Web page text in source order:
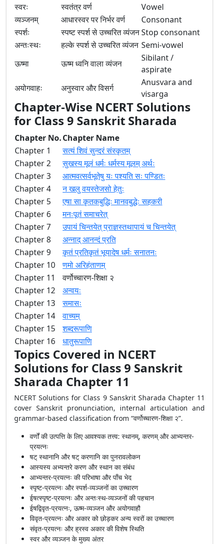
स्वरः
स्वतंत्र वर्ण
Vowel
व्यञ्जनम्
आधारस्वर पर निर्भर वर्ण
Consonant
स्पर्शः
स्पष्ट स्पर्श से उच्चरित व्यंजनStop consonant
अन्तःस्थः
हल्के स्पर्श से उच्चरित व्यंजन Semi-vowel
ऊष्मा
ऊष्म ध्वनि वाला व्यंजन
Sibilant /
aspirate
अयोगवाहः
अनुस्वार और विसर्ग
Anusvara and
visarga
Chapter-Wise NCERT Solutions
for Class 9 Sanskrit Sharada
Chapter No.Chapter Name
Chapter 1
सत्यं शिवं सुन्दरं संस्कृतम्
Chapter 2
सुखस्य मूलं धर्मः धर्मस्य मूलम् अर्थः
Chapter 3
आत्मवत्सर्वभूतेषु यः पश्यति सः पण्डितः
Chapter 4
न खलु वयस्तेजसो हेतुः
Chapter 5
एषा सा कृतकबुद्धिः मानवबुद्धेः सहकरी
Chapter 6
मनःपूतं समाचरेत्
Chapter 7
उपायं चिन्तयेत् प्राज्ञस्तथापायं च चिन्तयेत्
Chapter 8
अन्नाद् आनन्दं प्रति
Chapter 9
कृतं प्रतिकृतं भूयादेष धर्मः सनातनः
Chapter 10
णमो अरिहंताणम्
Chapter 11
वर्णोच्चारण-शिक्षा २
Chapter 12
अन्वयः
Chapter 13
समासः
Chapter 14
वाच्यम्
Chapter 15
शब्दरूपाणि
Chapter 16
धातुरूपाणि
Topics Covered in NCERT
Solutions for Class 9 Sanskrit
Sharada Chapter 11
NCERT Solutions for Class 9 Sanskrit Sharada Chapter 11
cover Sanskrit pronunciation, internal articulation and
grammar-based classification from “वर्णोच्चारण-शिक्षा २”.
वर्णों की उत्पत्ति के लिए आवश्यक तत्त्व: स्थानम्, करणम् और आभ्यन्तर-
प्रयत्नः
षट् स्थानानि और षट् करणानि का पुनरावलोकन
आस्यस्य अभ्यन्तरे करण और स्थान का संबंध
आभ्यन्तर-प्रयत्नः की परिभाषा और पाँच भेद
स्पृष्ट-प्रयत्नः और स्पर्श-व्यञ्जनों का उच्चारण
ईषत्स्पृष्ट-प्रयत्नः और अन्तःस्थ-व्यञ्जनों की पहचान
ईषद्विवृत-प्रयत्नः, ऊष्म-व्यञ्जन और अयोगवाहौ
विवृत-प्रयत्नः और अकार को छोड़कर अन्य स्वरों का उच्चारण
संवृत-प्रयत्नः और ह्रस्व अकार की विशेष स्थिति
स्वर और व्यञ्जन के मुख्य अंतर